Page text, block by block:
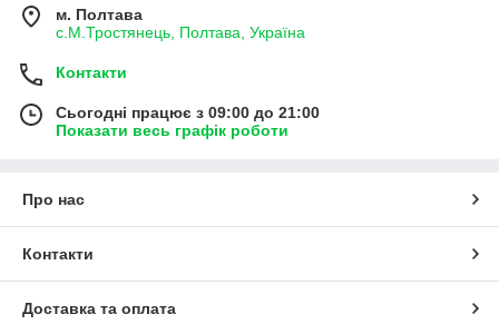
м. Полтава
с.М.Тростянець, Полтава, Україна
Контакти
Сьогодні працює з 09:00 до 21:00
Показати весь графік роботи
Про нас
Контакти
Доставка та оплата